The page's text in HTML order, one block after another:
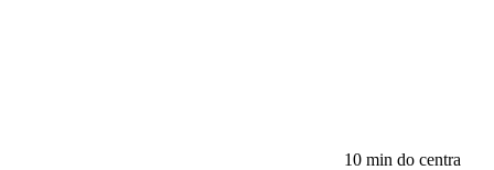
10 min do centra